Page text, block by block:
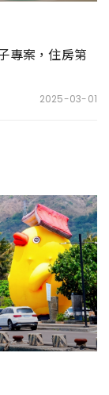
專案，住房第
2025-03-01